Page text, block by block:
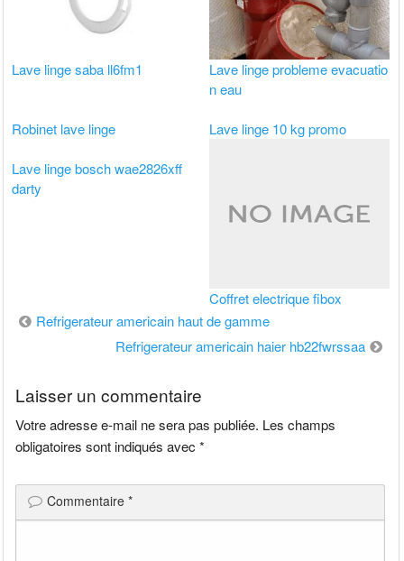
Lave linge saba ll6fm1
Lave linge probleme evacuatio
n eau
Robinet lave linge Lave linge 10 kg promo
Lave linge bosch wae2826xff
darty
Coffret electrique fibox
Navigation
Refrigerateur americain haut de gamme
Refrigerateur americain haier hb22fwrssaa
Laisser un commentaire
Votre adresse e-mail ne sera pas publiée. Les champs
obligatoires sont indiqués avec*
Commentaire*